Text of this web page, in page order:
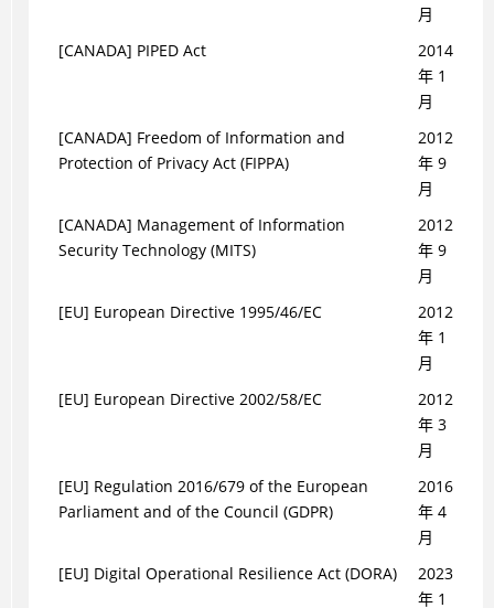
月
[CANADA] PIPED Act
2014
年 1
月
[CANADA] Freedom of Information and
Protection of Privacy Act (FIPPA)
2012
年 9
月
[CANADA] Management of Information
Security Technology (MITS)
2012
年 9
月
[EU] European Directive 1995/46/EC
2012
年 1
月
[EU] European Directive 2002/58/EC
2012
年 3
月
[EU] Regulation 2016/679 of the European
Parliament and of the Council (GDPR)
2016
年 4
月
[EU] Digital Operational Resilience Act (DORA)
2023
年 1